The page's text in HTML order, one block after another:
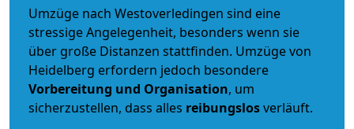
Umzüge nach Westoverledingen sind eine
stressige Angelegenheit, besonders wenn sie
über große Distanzen stattfinden. Umzüge von
Heidelberg erfordern jedoch besondere
Vorbereitung und Organisation, um
sicherzustellen, dass alles reibungslosverläuft.